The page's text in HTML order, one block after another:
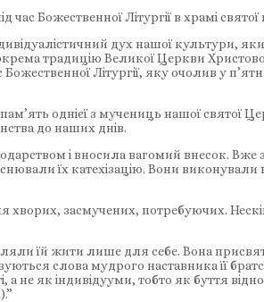
Божественної Літургії в храмі
дух нашої культури,
традицію Великої Церкви
Літургії, яку очолив у
однієї з мучениць нашої святої
до наших днів.
і вносила вагомий внесок. Вже
їх катехізацію. Вони
засмучених, потребуючих.
їй жити лише для себе. Вона
слова мудрого наставника її
як індивідууми, тобто як буття